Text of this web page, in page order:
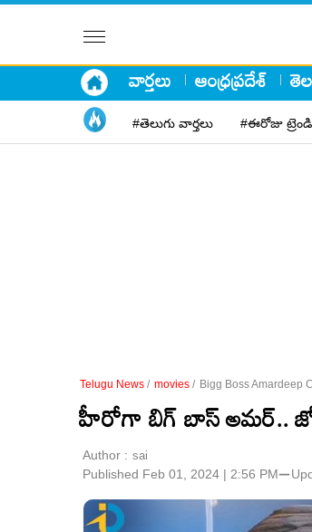
వార్తలు ఆంధ్రప్రదేశ్
#తెలుగు వార్తలు #ఈరోజు
Telugu News / movies / Bigg Boss Amardeep
హీరోగా బిగ్ బాస్ అమర్..
Author : sai
Published Feb 01, 2024 | 2:56 PM⚊